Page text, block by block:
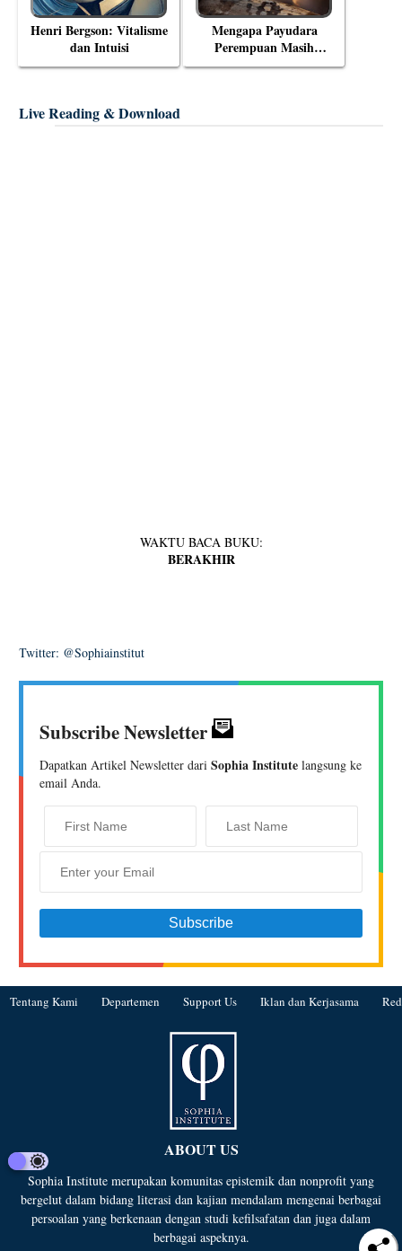
Henri Bergson: Vitalisme
dan Intuisi
Mengapa Payudara
Perempuan Masih
Menjadi Objek Tabu?
Live Reading & Download
WAKTU BACA BUKU:
BERAKHIR
Twitter: @Sophiainstitut
Subscribe Newsletter
Dapatkan Artikel Newsletter dari Sophia Institute langsung ke
email Anda.
Tentang Kami Departemen Support Us Iklan dan Kerjasama
ABOUT US
Sophia Institute merupakan komunitas epistemik dan nonprofit yang
bergelut dalam bidang literasi dan kajian mendalam mengenai berbagai
persoalan yang berkenaan dengan studi kefilsafatan dan juga dalam
berbagai aspeknya.